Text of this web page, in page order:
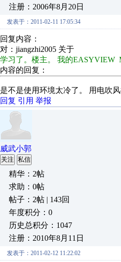
注册：2006年8月20日
发表于：2011-02-11 17:05:34
回复内容：
对：jiangzhi2005 关于
学习了。楼主。 我的EASYVIEW
内容的回复：
是不是使用环境太冷了。 用电吹风
回复 引用 举报
威武小郭
关注 私信
精华：2帖
求助：0帖
帖子：2帖 | 143回
年度积分：0
历史总积分：1047
注册：2010年8月11日
发表于：2011-02-12 11:22:02